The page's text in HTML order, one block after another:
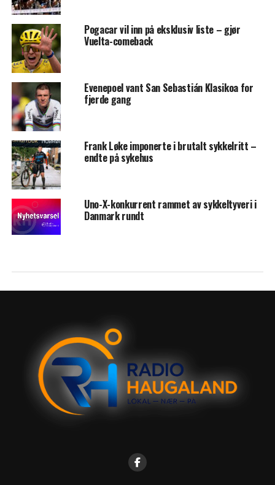
Pogacar vil inn på eksklusiv liste – gjør
Vuelta-comeback
Evenepoel vant San Sebastián Klasikoa for
fjerde gang
Frank Løke imponerte i brutalt sykkelritt –
endte på sykehus
Uno-X-konkurrent rammet av sykkeltyveri i
Danmark rundt